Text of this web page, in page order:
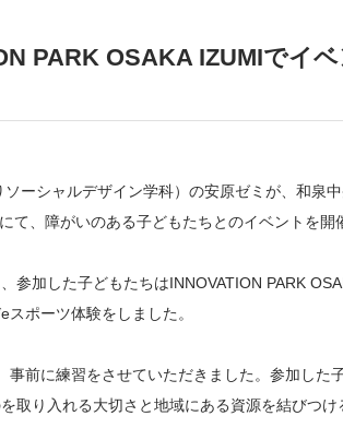
PARK OSAKA IZUMIでイ
ーシャルデザイン学科）の安原ゼミが、和泉
て、障がいのある子どもたちとのイベントを開
参加した子どもたちはINNOVATION PARK
ポーツ体験をしました。
事前に練習をさせていただきました。参加した
取り入れる大切さと地域にある資源を結びつ